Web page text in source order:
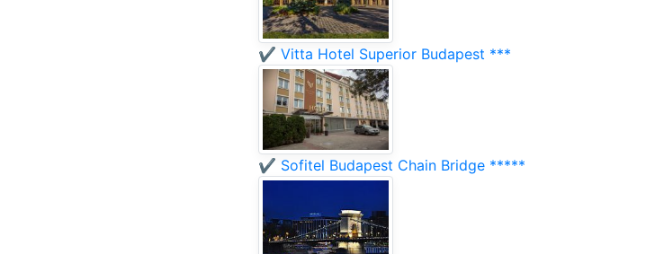
✔️ Vitta Hotel Superior Budapest ***
✔️ Sofitel Budapest Chain Bridge *****